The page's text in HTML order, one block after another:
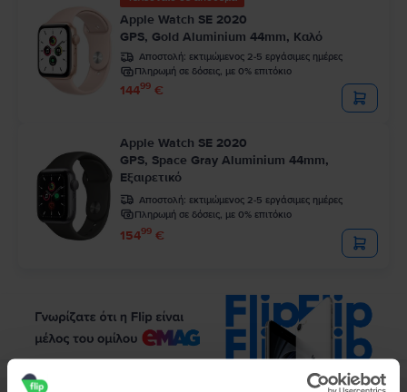
Apple Watch SE 2020
GPS, Gold Aluminium 44mm, Καλό
Αποστολή: εκτιμώμενος 2-5 εργάσιμες ημέρες
Πληρωμή σε δόσεις, με 0% επιτόκιο
14499 €
Apple Watch SE 2020
GPS, Space Gray Aluminium 44mm,
Εξαιρετικό
Αποστολή: εκτιμώμενος 2-5 εργάσιμες ημέρες
Πληρωμή σε δόσεις, με 0% επιτόκιο
15499 €